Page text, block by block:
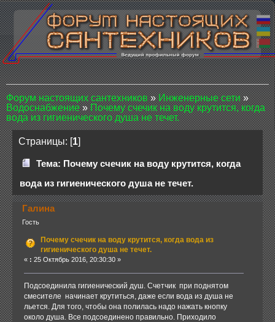
Форум настоящих сантехников»Инженерные сети»
Водоснабжение»Почему счечик на воду крутится, когда
вода из гигиенического душа не течет.
Страницы: [1]
Тема: Почему счечик на воду крутится, когда
вода из гигиенического душа не течет.
Галина
Гость
Почему счечик на воду крутится, когда вода из
гигиенического душа не течет.
« : 25 Октябрь 2016, 20:30:30 »
Подсоединила гигиенический душ. Счетчик при поднятом
смесителе начинает крутиться, даже если вода из душа не
льется. Для того, чтобы она полилась надо нажать кнопку
около душа. Все подсоединено правильно. Приходило